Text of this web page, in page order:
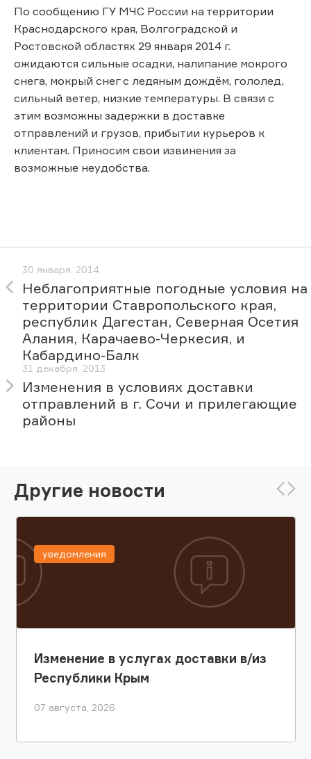
По сообщению ГУ МЧС России на территории
Краснодарского края, Волгоградской и
Ростовской областях 29 января 2014 г.
ожидаются сильные осадки, налипание мокрого
снега, мокрый снег с ледяным дождём, гололед,
сильный ветер, низкие температуры. В связи с
этим возможны задержки в доставке
отправлений и грузов, прибытии курьеров к
клиентам. Приносим свои извинения за
возможные неудобства.
30 января, 2014
Неблагоприятные погодные условия на
территории Ставропольского края,
республик Дагестан, Северная Осетия
Алания, Карачаево-Черкесия, и
Кабардино-Балк
31 декабря, 2013
Изменения в условиях доставки
отправлений в г. Сочи и прилегающие
районы
Другие новости
Изменение в услугах доставки в/из
Республики Крым
07 августа, 2026
уведомления